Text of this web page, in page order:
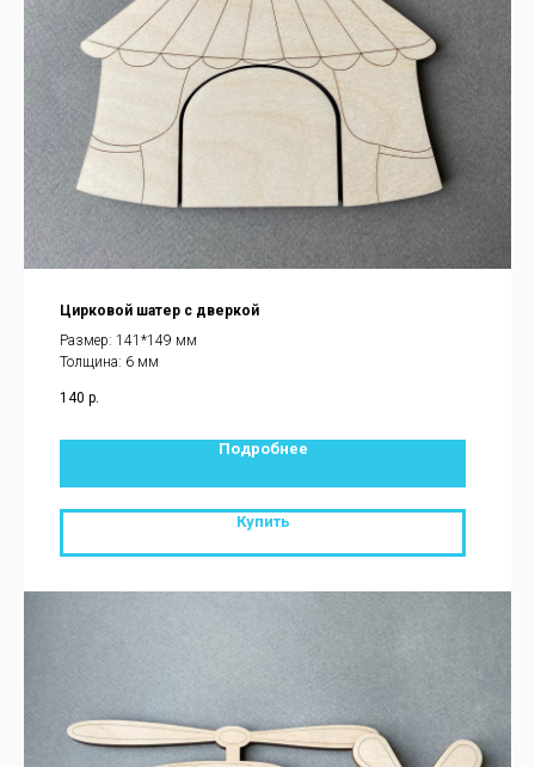
Цирковой шатер с дверкой
Размер: 141*149 мм
Толщина: 6 мм
140 р.
Подробнее
Купить